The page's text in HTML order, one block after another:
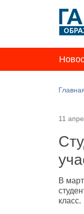
11
В
класс.